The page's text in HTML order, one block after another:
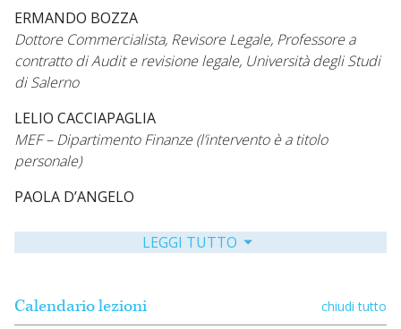
ERMANDO BOZZA
Dottore Commercialista, Revisore Legale, Professore a
contratto di Audit e revisione legale, Università degli Studi
di Salerno
LELIO CACCIAPAGLIA
MEF – Dipartimento Finanze (l’intervento è a titolo
personale)
PAOLA D’ANGELO
LUCIANO DE ANGELIS
Comitato Scientifico SAF Medioadriatica Commercialisti
LEGGI TUTTO
Calendario lezioni chiudi tutto